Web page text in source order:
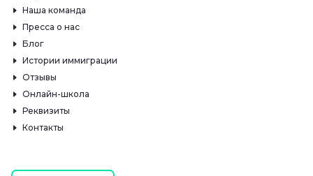
Наша команда
Пресса о нас
Блог
Истории иммиграции
Отзывы
Онлайн-школа
Реквизиты
Контакты